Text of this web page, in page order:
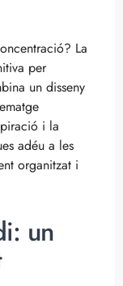
La
per
un disseny
i la
adéu a les
organitzat i
un